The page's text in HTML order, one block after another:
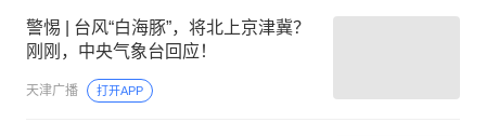
警惕 | 台风“白海豚”，将北上京津冀？
刚刚，中央气象台回应！
天津广播 打开APP